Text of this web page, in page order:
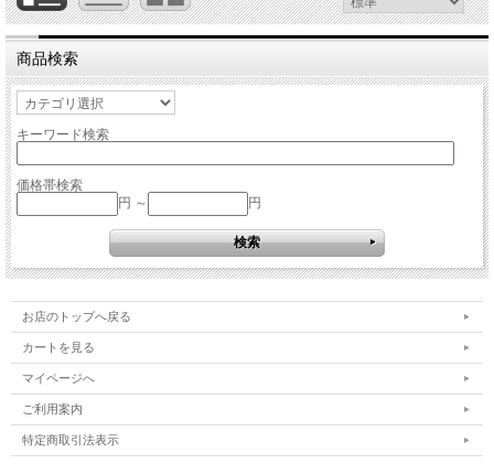
商品検索
キーワード検索
価格帯検索
円 ～
円
お店のトップへ戻る
カートを見る
マイページへ
ご利用案内
特定商取引法表示